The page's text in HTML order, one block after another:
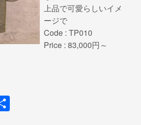
上品で可愛らしいイメ
ージで
Code : TP010
Price : 83,000円～